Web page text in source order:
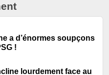
a d’énormes soupçons
!
lourdement face au